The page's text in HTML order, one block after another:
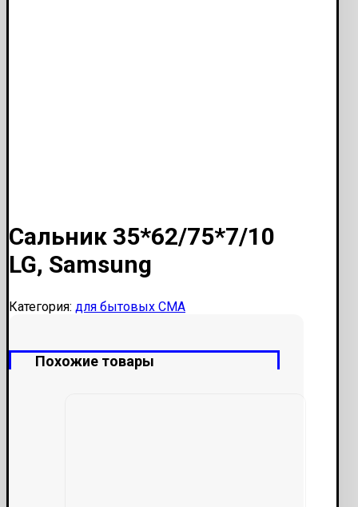
Сальник 35*62/75*7/10
LG, Samsung
Категория: для бытовых СМА
Похожие товары